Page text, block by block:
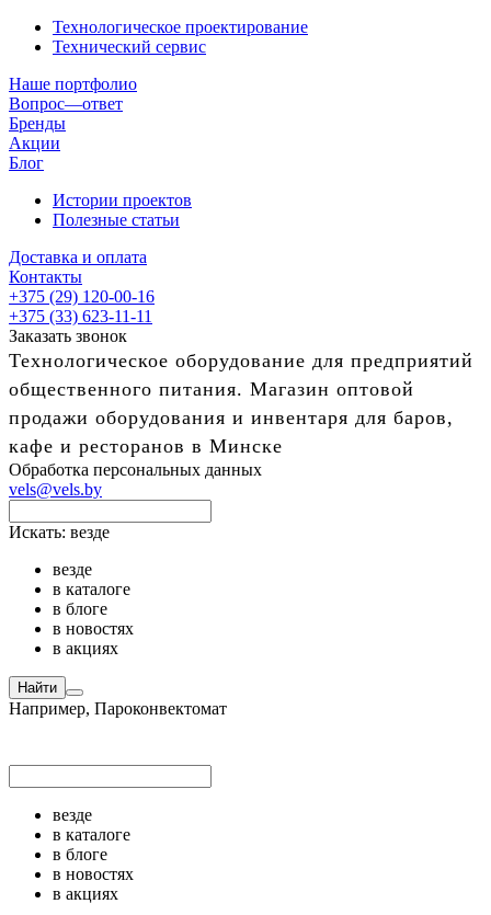
Технологическое проектирование
Технический сервис
Наше портфолио
Вопрос—ответ
Бренды
Акции
Блог
Истории проектов
Полезные статьи
Доставка и оплата
Контакты
+375 (29) 120-00-16
+375 (33) 623-11-11
Заказать звонок
Технологическое оборудование для предприятий
общественного питания. Магазин оптовой
продажи оборудования и инвентаря для баров,
кафе и ресторанов в Минске
Обработка персональных данных
vels@vels.by
Искать: везде
везде
в каталоге
в блоге
в новостях
в акциях
Найти
Например, Пароконвектомат
везде
в каталоге
в блоге
в новостях
в акциях